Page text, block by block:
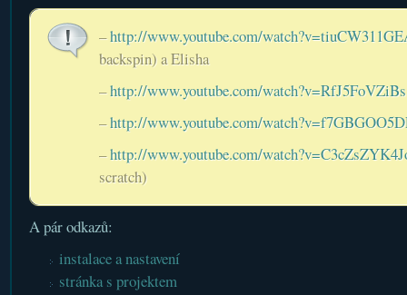
–http://www.youtube.com/
backspin) a Elisha
–http://www.youtube.com/watch?v=RfJ5FoVZiBs
–http://www.youtube.com/
–http://www.youtube.com/
scratch)
A pár odkazů:
instalace a nastavení
stránka s projektem